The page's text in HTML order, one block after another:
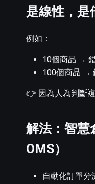
是線性，是
例如：
10個商品 →
100個商品 →
👉 因為人為判斷
解法：智慧
OMS）
自動化訂單分